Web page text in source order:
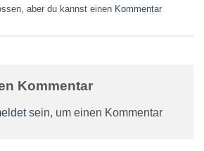
aber du kannst einen Kommentar
Kommentar
sein, um einen Kommentar